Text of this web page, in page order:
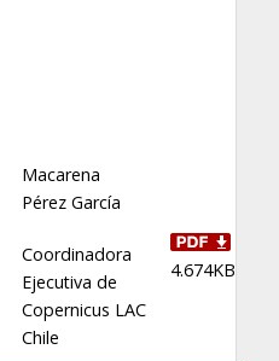
Macarena
Pérez García
4.674KB
Coordinadora
Ejecutiva de
Copernicus LAC
Chile